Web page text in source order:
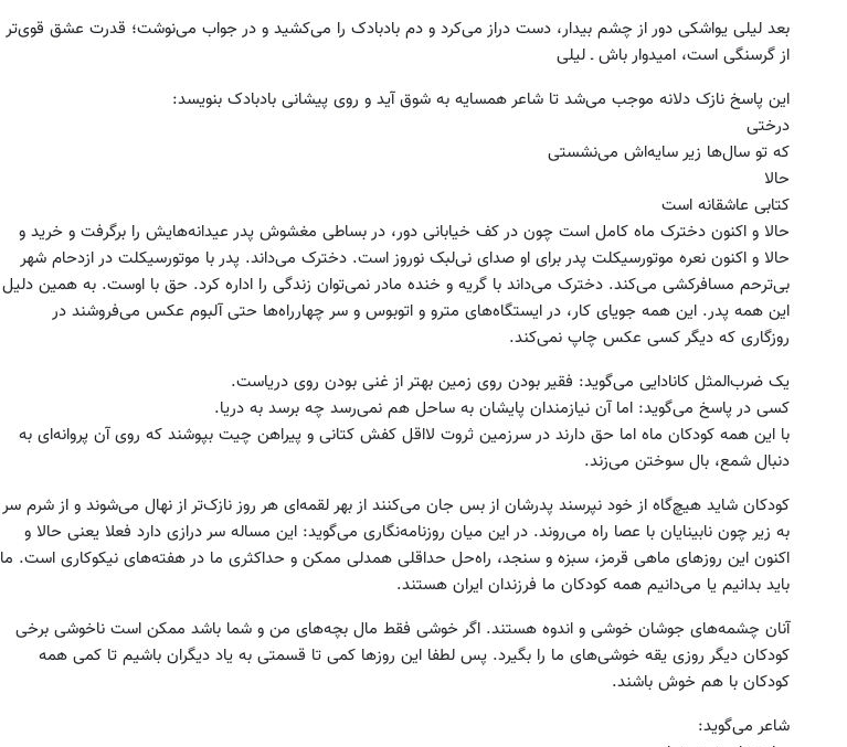
بعد لیلی یواشکی دور از چشم بیدار، دست دراز می‌کرد و دم بادبادک را می‌کشید و در جواب می‌نوشت؛ قدرت عشق قوی‌تر
از گرسنگی است، امیدوار باش ـ لیلی
این پاسخ نازک دلانه موجب می‌شد تا شاعر همسایه به شوق آید و روی پیشانی بادبادک بنویسد:
درختی
که تو سال‌ها زیر سایه‌اش می‌نشستی
حالا
کتابی عاشقانه است
حالا و اکنون دخترک ماه کامل است چون در کف خیابانی دور، در بساطی مغشوش پدر عیدانه‌هایش را برگرفت و خرید و
حالا و اکنون نعره موتورسیکلت پدر برای او صدای نی‌لبک نوروز است. دخترک می‌داند. پدر با موتورسیکلت در ازدحام شهر
بی‌ترحم مسافرکشی می‌کند. دخترک می‌داند با گریه و خنده مادر نمی‌توان زندگی را اداره کرد. حق با اوست. به همین دلیل
این همه پدر. این همه جویای کار، در ایستگاه‌های مترو و اتوبوس و سر چهارراه‌ها حتی آلبوم عکس می‌فروشند در
روزگاری که دیگر کسی عکس چاپ نمی‌کند.
یک ضرب‌المثل کانادایی می‌گوید: فقیر بودن روی زمین بهتر از غنی بودن روی دریاست.
کسی در پاسخ می‌گوید: اما آن نیازمندان پایشان به ساحل هم نمی‌رسد چه برسد به دریا.
با این همه کودکان ماه اما حق دارند در سرزمین ثروت لااقل کفش کتانی و پیراهن چیت بپوشند که روی آن پروانه‌ای به
دنبال شمع، بال سوختن می‌زند.
کودکان شاید هیچ‌گاه از خود نپرسند پدرشان از بس جان می‌کنند از بهر لقمه‌ای هر روز نازک‌تر از نهال می‌شوند و از شرم سر
به زیر چون نابینایان با عصا راه می‌روند. در این میان روزنامه‌نگاری می‌گوید: این مساله سر درازی دارد فعلا یعنی حالا و
اکنون این روزهای ماهی قرمز، سبزه و سنجد، راه‌حل حداقلی همدلی ممکن و حداکثری ما در هفته‌های نیکوکاری است. ما
باید بدانیم یا می‌دانیم همه کودکان ما فرزندان ایران هستند.
آنان چشمه‌های جوشان خوشی و اندوه هستند. اگر خوشی فقط مال بچه‌های من و شما باشد ممکن است ناخوشی برخی
کودکان دیگر روزی یقه خوشی‌های ما را بگیرد. پس لطفا این روزها کمی تا قسمتی به یاد دیگران باشیم تا کمی همه
کودکان با هم خوش باشند.
شاعر می‌گوید: